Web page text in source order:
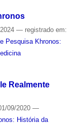
— registrado em:
Pesquisa Khronos:
Realmente
09/2020 —
História da